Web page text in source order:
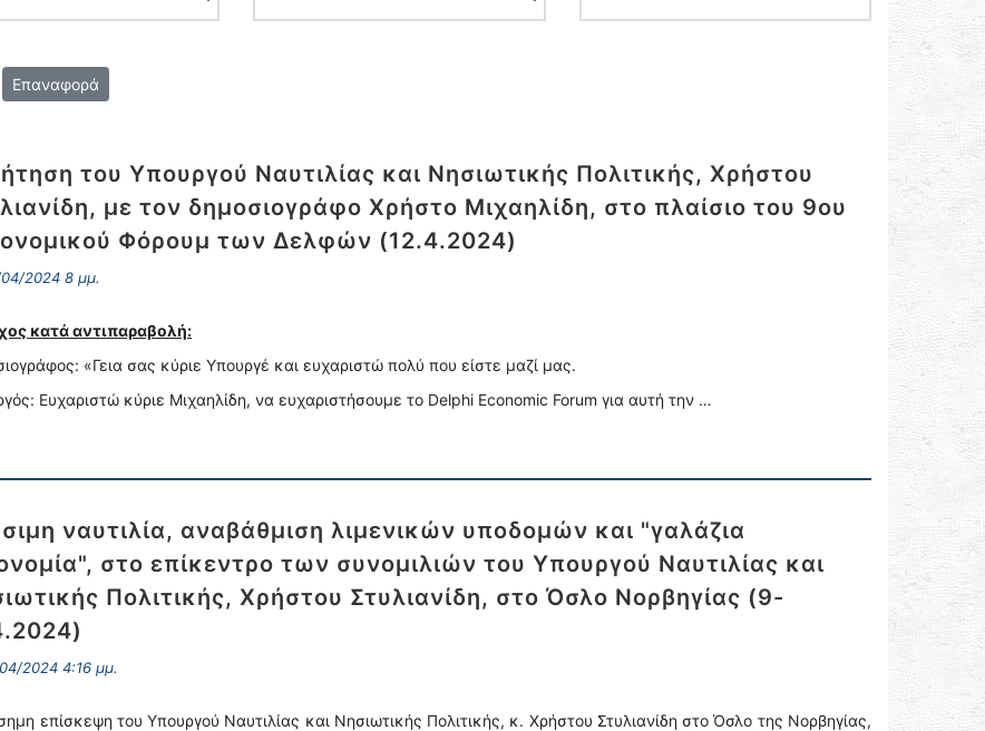
Επαναφορά
του Υπουργού Ναυτιλίας και Νησιωτικής Πολιτικής, Χρήστου
με τον δημοσιογράφο Χρήστο Μιχαηλίδη, στο πλαίσιο του 9ου
Φόρουμ των Δελφών (12.4.2024)
2024 8 μμ.
κατά αντιπαραβολή:
«Γεια σας κύριε Υπουργέ και ευχαριστώ πολύ που είστε μαζί μας.
Ευχαριστώ κύριε Μιχαηλίδη, να ευχαριστήσουμε το Delphi Economic Forum για αυτή την …
ναυτιλία, αναβάθμιση λιμενικών υποδομών και "γαλάζια
στο επίκεντρο των συνομιλιών του Υπουργού Ναυτιλίας και
Πολιτικής, Χρήστου Στυλιανίδη, στο Όσλο Νορβηγίας (9-
2024 4:16 μμ.
επίσκεψη του Υπουργού Ναυτιλίας και Νησιωτικής Πολιτικής, κ. Χρήστου Στυλιανίδη στο Όσλο της Νορβηγίας,